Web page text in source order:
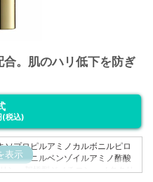
。肌のハリ低下を防ぎ
(税込)
表示
ソプロピルアミノカルボニルピロ
カルボニルベンゾイルアミノ酢酸
ン、架橋型ジメチコン、メタクリ